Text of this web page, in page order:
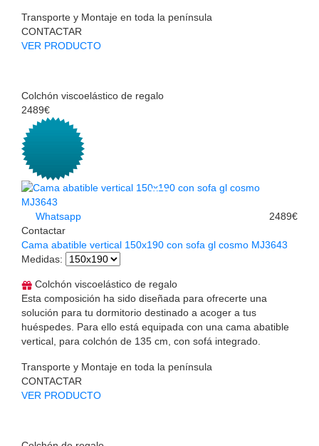
Transporte y Montaje en toda la península
CONTACTAR
VER PRODUCTO
Colchón viscoelástico de regalo
2489€
Whatsapp
Contactar
2489€
Cama abatible vertical 150x190 con sofa gl cosmo MJ3643
Medidas:
Colchón viscoelástico de regalo
Esta composición ha sido diseñada para ofrecerte una
solución para tu dormitorio destinado a acoger a tus
huéspedes. Para ello está equipada con una cama abatible
vertical, para colchón de 135 cm, con sofá integrado.
Transporte y Montaje en toda la península
CONTACTAR
VER PRODUCTO